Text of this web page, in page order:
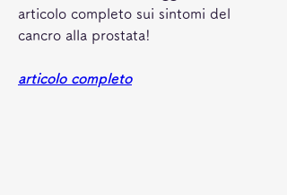
articolo completo sui sintomi del
cancro alla prostata!
articolo completo